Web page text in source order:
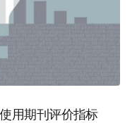
用期刊评价指标